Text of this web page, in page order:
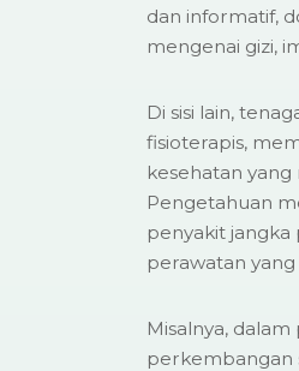
dan informatif,
mengenai gizi,
Di sisi lain,
fisioterapis,
kesehatan
Pengetahuan
penyakit
perawatan
Misalnya,
perkembangan